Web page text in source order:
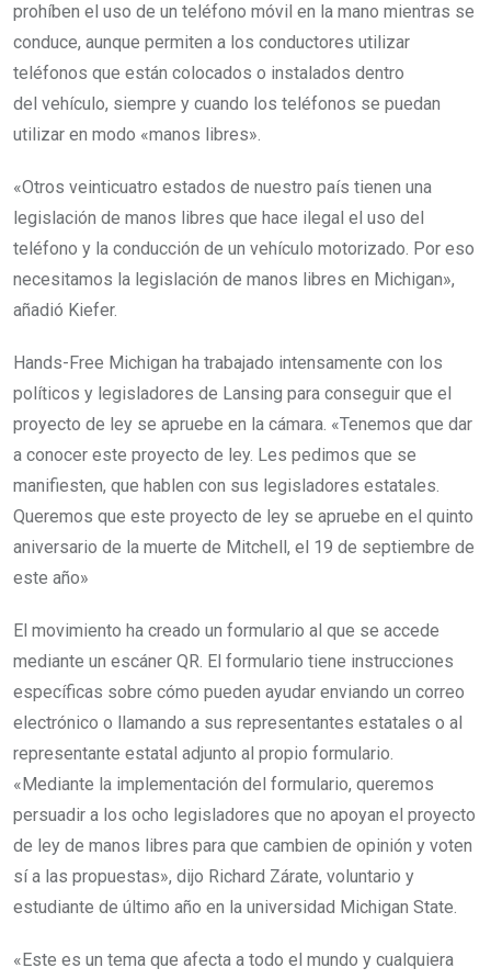
prohíben el uso de un teléfono móvil en la mano mientras se
conduce, aunque permiten a los conductores utilizar
teléfonos que están colocados o instalados dentro
del vehículo, siempre y cuando los teléfonos se puedan
utilizar en modo «manos libres».
«Otros veinticuatro estados de nuestro país tienen una
legislación de manos libres que hace ilegal el uso del
teléfono y la conducción de un vehículo motorizado. Por eso
necesitamos la legislación de manos libres en Michigan»,
añadió Kiefer.
Hands-Free Michigan ha trabajado intensamente con los
políticos y legisladores de Lansing para conseguir que el
proyecto de ley se apruebe en la cámara. «Tenemos que dar
a conocer este proyecto de ley. Les pedimos que se
manifiesten, que hablen con sus legisladores estatales.
Queremos que este proyecto de ley se apruebe en el quinto
aniversario de la muerte de Mitchell, el 19 de septiembre de
este año»
El movimiento ha creado un formulario al que se accede
mediante un escáner QR. El formulario tiene instrucciones
específicas sobre cómo pueden ayudar enviando un correo
electrónico o llamando a sus representantes estatales o al
representante estatal adjunto al propio formulario.
«Mediante la implementación del formulario, queremos
persuadir a los ocho legisladores que no apoyan el proyecto
de ley de manos libres para que cambien de opinión y voten
sí a las propuestas», dijo Richard Zárate, voluntario y
estudiante de último año en la universidad Michigan State.
«Este es un tema que afecta a todo el mundo y cualquiera